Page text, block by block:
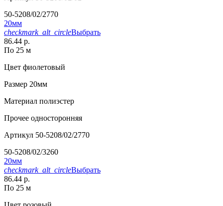
50-5208/02/2770
20мм
checkmark_alt_circleВыбрать
86.44 р.
По 25 м
Цвет фиолетовый
Размер 20мм
Материал полиэстер
Прочее односторонняя
Артикул 50-5208/02/2770
50-5208/02/3260
20мм
checkmark_alt_circleВыбрать
86.44 р.
По 25 м